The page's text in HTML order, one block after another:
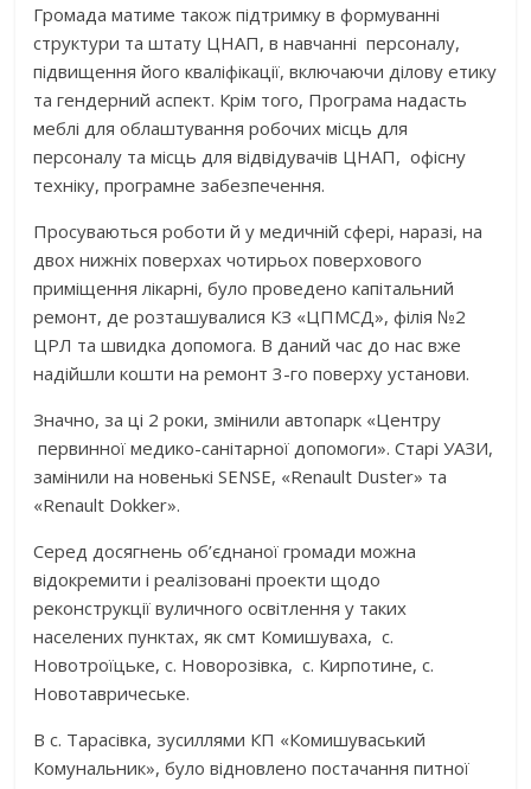
Громада матиме також підтримку в формуванні
структури та штату ЦНАП, в навчанні персоналу,
підвищення його кваліфікації, включаючи ділову етику
та гендерний аспект. Крім того, Програма надасть
меблі для облаштування робочих місць для
персоналу та місць для відвідувачів ЦНАП, офісну
техніку, програмне забезпечення.
Просуваються роботи й у медичній сфері, наразі, на
двох нижніх поверхах чотирьох поверхового
приміщення лікарні, було проведено капітальний
ремонт, де розташувалися КЗ «ЦПМСД», філія №2
ЦРЛ та швидка допомога. В даний час до нас вже
надійшли кошти на ремонт 3-го поверху установи.
Значно, за ці 2 роки, змінили автопарк «Центру
первинної медико-санітарної допомоги». Старі УАЗИ,
замінили на новенькі SENSE, «Renault Duster» та
«Renault Dokker».
Серед досягнень об’єднаної громади можна
відокремити і реалізовані проекти щодо
реконструкції вуличного освітлення у таких
населених пунктах, як смт Комишуваха, с.
Новотроїцьке, с. Новорозівка, с. Кирпотине, с.
Новотавричеське.
В с. Тарасівка, зусиллями КП «Комишуваський
Комунальник», було відновлено постачання питної